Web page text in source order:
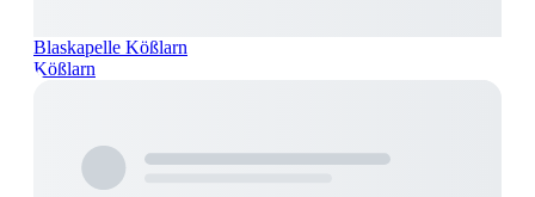
Blaskapelle Kößlarn
Kößlarn